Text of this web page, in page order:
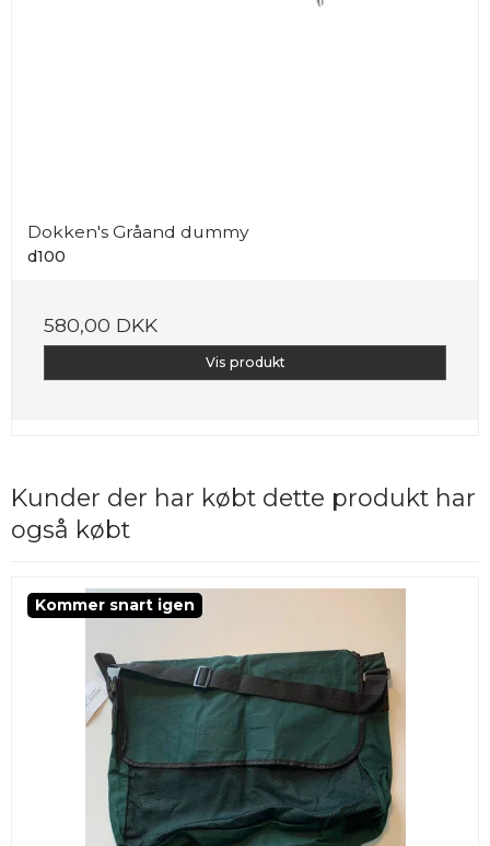
Dokken's Gråand dummy
d100
580,00 DKK
Vis produkt
Kunder der har købt dette produkt har
også købt
Kommer snart igen